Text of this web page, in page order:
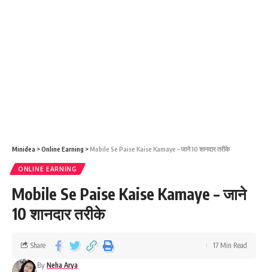
Minidea >Online Earning >Mobile Se Paise Kaise Kamaye – जाने 10 शानदार तरीके
ONLINE EARNING
Mobile Se Paise Kaise Kamaye – जाने
10 शानदार तरीके
By Neha Arya
Share 17 Min Read